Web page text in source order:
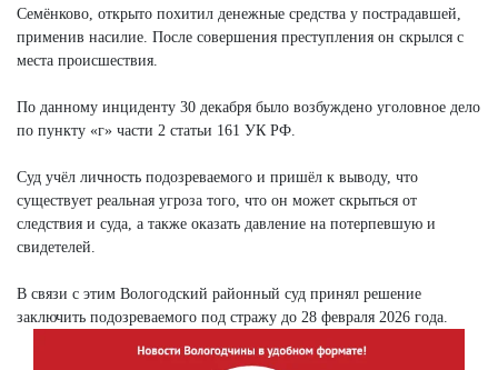
Семёнково, открыто похитил денежные средства у пострадавшей,
применив насилие. После совершения преступления он скрылся с
места происшествия.
По данному инциденту 30 декабря было возбуждено уголовное дело
по пункту «г» части 2 статьи 161 УК РФ.
Суд учёл личность подозреваемого и пришёл к выводу, что
существует реальная угроза того, что он может скрыться от
следствия и суда, а также оказать давление на потерпевшую и
свидетелей.
В связи с этим Вологодский районный суд принял решение
заключить подозреваемого под стражу до 28 февраля 2026 года.